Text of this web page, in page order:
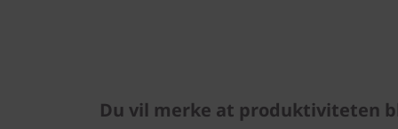
Du vil merke at produktiviteten